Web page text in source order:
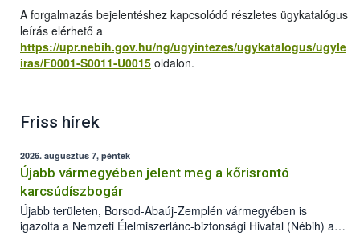
A forgalmazás bejelentéshez kapcsolódó részletes ügykatalógus
leírás elérhető a
https://upr.nebih.gov.hu/ng/ugyintezes/ugykatalogus/ugyle
iras/F0001-S0011-U0015 oldalon.
Friss hírek
2026. augusztus 7, péntek
Újabb vármegyében jelent meg a kőrisrontó
karcsúdíszbogár
Újabb területen, Borsod-Abaúj-Zemplén vármegyében is
igazolta a Nemzeti Élelmiszerlánc-biztonsági Hivatal (Nébih) a